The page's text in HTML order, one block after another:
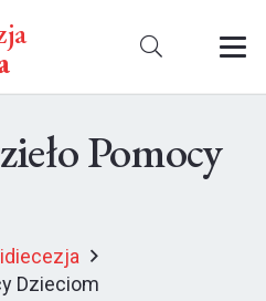
Pomocy
Dzieciom